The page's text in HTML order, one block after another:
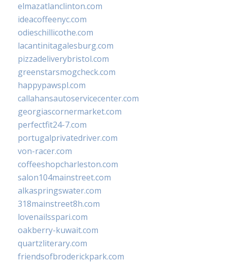
elmazatlanclinton.com
ideacoffeenyc.com
odieschillicothe.com
lacantinitagalesburg.com
pizzadeliverybristol.com
greenstarsmogcheck.com
happypawspl.com
callahansautoservicecenter.com
georgiascornermarket.com
perfectfit24-7.com
portugalprivatedriver.com
von-racer.com
coffeeshopcharleston.com
salon104mainstreet.com
alkaspringswater.com
318mainstreet8h.com
lovenailsspari.com
oakberry-kuwait.com
quartzliterary.com
friendsofbroderickpark.com